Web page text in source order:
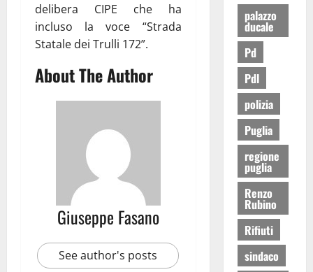
delibera CIPE che ha
incluso la voce “Strada
Statale dei Trulli 172”.
About The Author
Giuseppe Fasano
See author's posts
palazzo
ducale
Pd
Pdl
polizia
Puglia
regione
puglia
Renzo
Rubino
Rifiuti
sindaco